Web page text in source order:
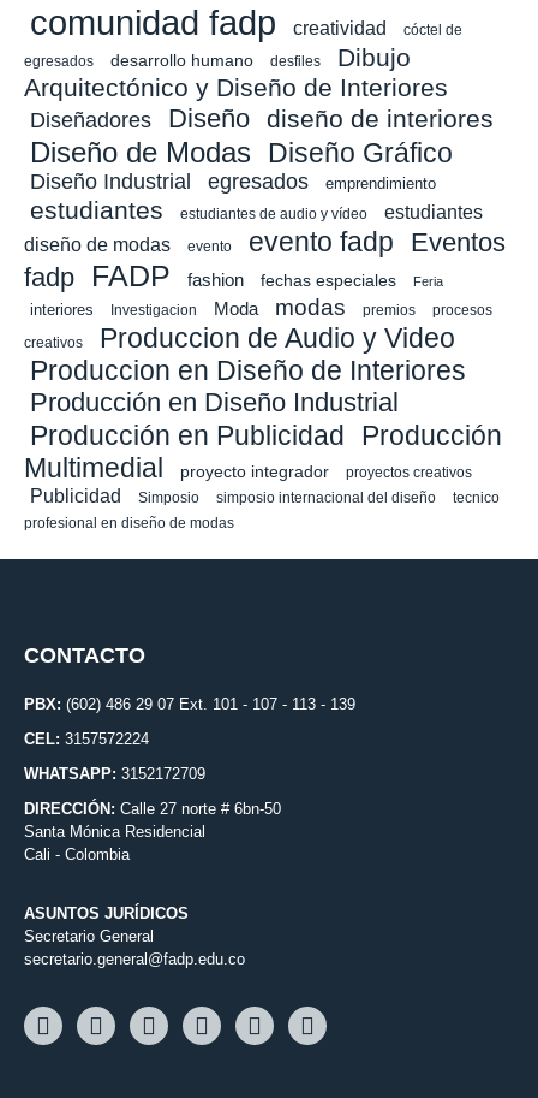
comunidad fadp creatividad
cóctel de
egresados
desarrollo humano desfiles
Dibujo
Arquitectónico y Diseño de Interiores
Diseñadores Diseño diseño de interiores
Diseño de Modas Diseño Gráfico
Diseño Industrial egresados emprendimiento
estudiantes estudiantes de audio y vídeo
estudiantes
diseño de modas
evento evento fadp
Eventos
fadp
FADP fashion fechas especiales Feria
interiores Investigacion Moda modas premios procesos
creativos Produccion de Audio y Video
Produccion en Diseño de Interiores
Producción en Diseño Industrial
Producción en Publicidad
Producción
Multimedial
proyecto integrador proyectos creativos
Publicidad Simposio simposio internacional del diseño
tecnico
profesional en diseño de modas
CONTACTO
PBX: (602) 486 29 07 Ext. 101 - 107 - 113 - 139
CEL: 3157572224
WHATSAPP: 3152172709
DIRECCIÓN: Calle 27 norte # 6bn-50
Santa Mónica Residencial
Cali - Colombia
ASUNTOS JURÍDICOS
Secretario General
secretario.general@fadp.edu.co